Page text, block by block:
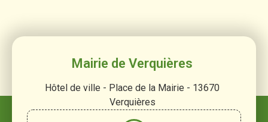
Mairie de Verquières
Hôtel de ville - Place de la Mairie - 13670
Verquières